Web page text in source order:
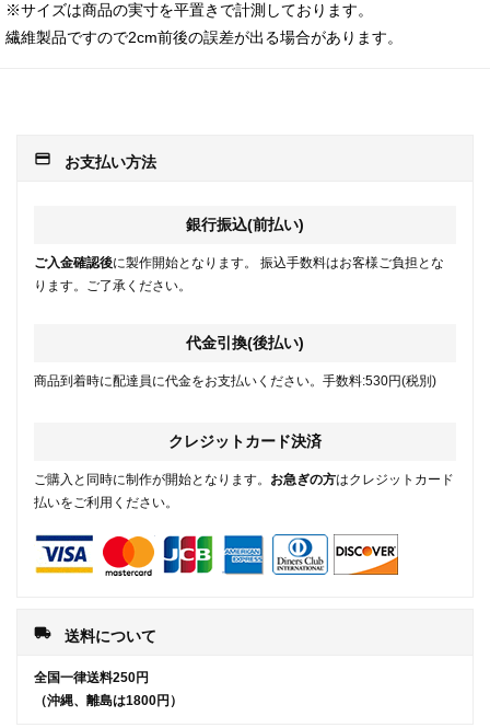
※サイズは商品の実寸を平置きで計測しております。
繊維製品ですので2cm前後の誤差が出る場合があります。
payment お支払い方法
銀行振込(前払い)
ご入金確認後に製作開始となります。 振込手数料はお客様ご負担とな
ります。ご了承ください。
代金引換(後払い)
商品到着時に配達員に代金をお支払いください。手数料:530円(税別)
クレジットカード決済
ご購入と同時に制作が開始となります。 お急ぎの方はクレジットカード
払いをご利用ください。
local_shipping 送料について
全国一律送料250円
（沖縄、離島は1800円）